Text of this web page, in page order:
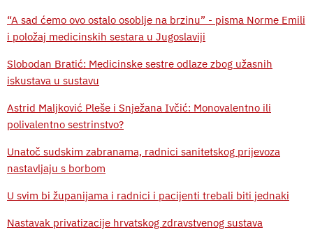
“A sad ćemo ovo ostalo osoblje na brzinu” - pisma Norme Emili
i položaj medicinskih sestara u Jugoslaviji
Slobodan Bratić: Medicinske sestre odlaze zbog užasnih
iskustava u sustavu
Astrid Maljković Pleše i Snježana Ivčić: Monovalentno ili
polivalentno sestrinstvo?
Unatoč sudskim zabranama, radnici sanitetskog prijevoza
nastavljaju s borbom
U svim bi županijama i radnici i pacijenti trebali biti jednaki
Nastavak privatizacije hrvatskog zdravstvenog sustava